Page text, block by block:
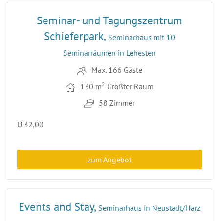
Seminar- und Tagungszentrum
Schieferpark, Seminarhaus mit 10
Seminarräumen in Lehesten
Max. 166 Gäste
130 m2 Größter Raum
58 Zimmer
Ü 32,00
zum Angebot
22 ENTFERNUNG 65,5 KM
Events and Stay, Seminarhaus in Neustadt/Harz